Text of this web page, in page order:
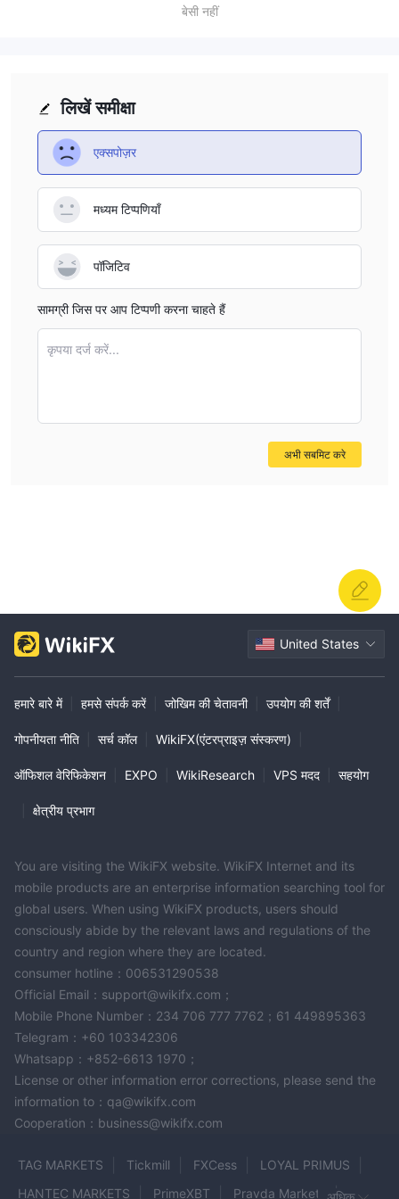
predictability in their investment costs. Another significant
modern trading, like MT4 or MT5. Furthermore, the firm
and withdrawal processes, which adds to the uncertainty.
While Masumo Securities excels in offering traditional
securities and in-person services, these missing details
may not be suitable for those who prefer advanced
platforms and complete transparency.
बेसी नहीं
लिखें समीक्षा
एक्सपोज़र
मध्यम टिप्पणियाँ
पॉजिटिव
सामग्री जिस पर आप टिप्पणी करना चाहते हैं
कृपया दर्ज करें...
अभी सबमिट करे
United States
हमारे बारे में हमसे संपर्क करें जोखिम की चेतावनी उपयोग की शर्तें
गोपनीयता नीति सर्च कॉल WikiFX(एंटरप्राइज़ संस्करण)
ऑफिशल वेरिफिकेशन EXPO WikiResearch VPS मदद सहयोग
क्षेत्रीय प्रभाग
You are visiting the WikiFX website. WikiFX Internet and its
mobile products are an enterprise information searching tool for
global users. When using WikiFX products, users should
consciously abide by the relevant laws and regulations of the
country and region where they are located.
consumer hotline：006531290538
Official Email：support@wikifx.com；
Mobile Phone Number：234 706 777 7762；61 449895363
Telegram：+60 103342306
Whatsapp：+852-6613 1970；
License or other information error corrections, please send the
information to：qa@wikifx.com
Cooperation：business@wikifx.com
TAG MARKETS Tickmill FXCess
LOYAL PRIMUS
HANTEC MARKETS
PrimeXBT Pravda Markets